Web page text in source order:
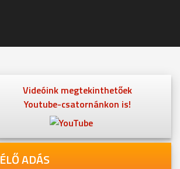
Videóink megtekinthetőek
Youtube-csatornánkon is!
ÉLŐ ADÁS